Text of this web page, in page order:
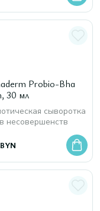
Probio-Bha
30 мл
cыворотка
несовершенств
BYN